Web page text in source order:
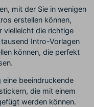
mit der Sie in wenigen
erstellen können,
vielleicht die richtige
Intro-Vorlagen
können, die perfekt
beeindruckende
die mit einem
werden können.